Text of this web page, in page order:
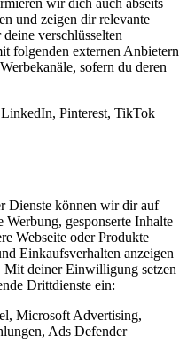
und zeigen dir relevante
verschlüsselten
folgenden externen Anbietern
sofern du deren
Pinterest, TikTok
Dienste können wir dir auf
Werbung, gesponserte Inhalte
Webseite oder Produkte
Einkaufsverhalten anzeigen
Mit deiner Einwilligung setzen
Drittdienste ein:
Microsoft Advertising,
Ads Defender